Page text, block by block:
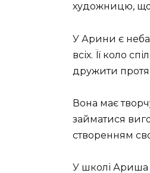
художницю, що
У Арини є
всіх. Її коло
дружити
Вона має
займатися
створенням
У школі Ариша